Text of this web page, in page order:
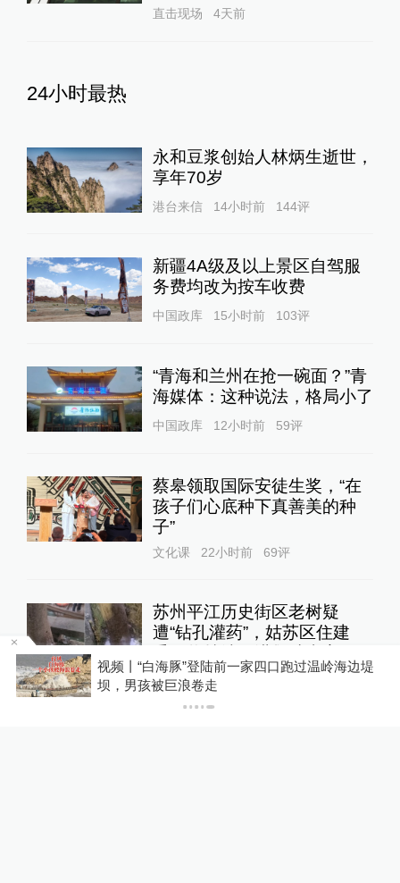
直击现场 4天前
24小时最热
永和豆浆创始人林炳生逝世，
享年70岁
港台来信 14小时前 144评
新疆4A级及以上景区自驾服
务费均改为按车收费
中国政库 15小时前 103评
“青海和兰州在抢一碗面？”青
海媒体：这种说法，格局小了
中国政库 12小时前 59评
蔡皋领取国际安徒生奖，“在
孩子们心底种下真善美的种
子”
文化课 22小时前 69评
苏州平江历史街区老树疑
遭“钻孔灌药”，姑苏区住建
直击现场 21小时前
你有权知道更多
下载澎湃新闻客户端